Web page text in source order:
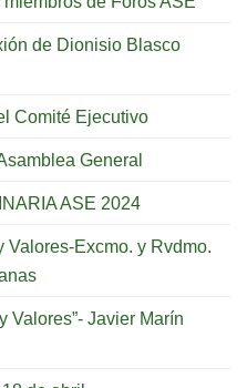
de Dionisio Blasco
Comité Ejecutivo
General
ASE 2024
Valores-Excmo. y Rvdmo.
Valores”- Javier Marín